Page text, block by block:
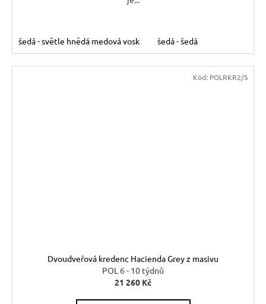
šedá - světle hnědá medová vosk šedá - šedá
Dvoudveřová kredenc Hacienda Grey z masivu
POL 6 - 10 týdnů
21 260 Kč
Kód: POLRKR2/S